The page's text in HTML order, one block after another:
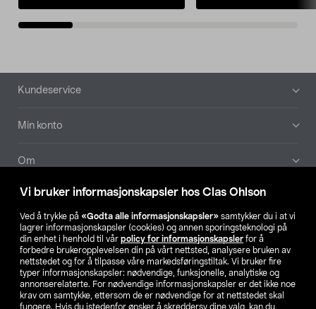
Vi bruker informasjonskapsler hos Clas Ohlson
Ved å trykke på «Godta alle informasjonskapsler» samtykker du i at vi
lagrer informasjonskapsler (cookies) og annen sporingsteknologi på
din enhet i henhold til vår policy for informasjonskapsler for å
forbedre brukeropplevelsen din på vårt nettsted, analysere bruken av
nettstedet og for å tilpasse våre markedsføringstiltak. Vi bruker fire
typer informasjonskapsler: nødvendige, funksjonelle, analytiske og
annonserelaterte. For nødvendige informasjonskapsler er det ikke noe
krav om samtykke, ettersom de er nødvendige for at nettstedet skal
fungere. Hvis du istedenfor ønsker å skreddersy dine valg, kan du
Bunntekst
Kundeservice
Min konto
Om
Aktuelt
Våre selskaper
Finn din butikk
SE NO FI